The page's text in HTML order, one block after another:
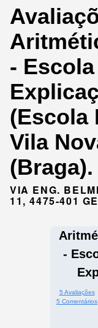
-
(Escola
Vila
(Braga).
VIA ENG.
11, 4475-401
-
5 Avaliações
5 Comentários